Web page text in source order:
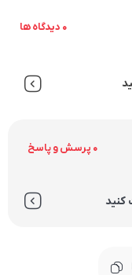
0 دیدگاه ها
0 پرسش و پاسخ
کنید